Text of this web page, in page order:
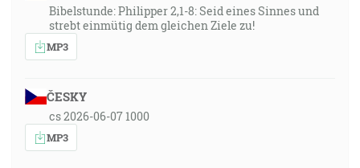
Bibelstunde: Philipper 2,1-8: Seid eines Sinnes und
strebt einmütig dem gleichen Ziele zu!
MP3
ČESKY
cs 2026-06-07 1000
MP3